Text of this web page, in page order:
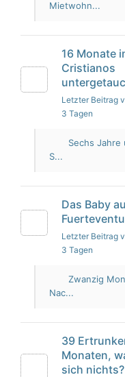
Mietwohn...
16 Monate
Cristianos
Letzter Beitrag
3 Tagen
Sechs
S...
Das Baby
Letzter Beitrag
3 Tagen
Zwanzig
Nac...
39
Monaten,
sich nichts?